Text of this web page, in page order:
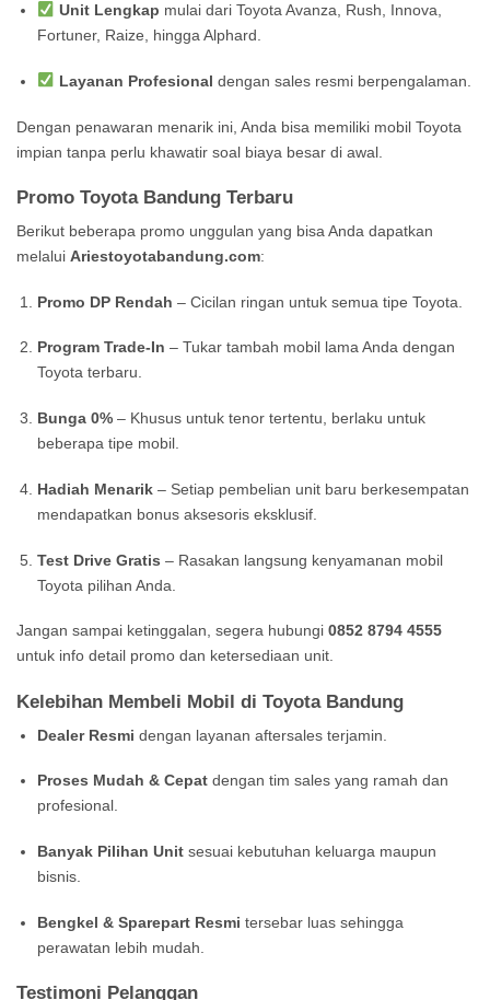
Unit Lengkap mulai dari Toyota Avanza, Rush, Innova,
Fortuner, Raize, hingga Alphard.
Layanan Profesional dengan sales resmi berpengalaman.
Dengan penawaran menarik ini, Anda bisa memiliki mobil Toyota
impian tanpa perlu khawatir soal biaya besar di awal.
Promo Toyota Bandung Terbaru
Berikut beberapa promo unggulan yang bisa Anda dapatkan
melalui Ariestoyotabandung.com:
Promo DP Rendah – Cicilan ringan untuk semua tipe Toyota.
Program Trade-In – Tukar tambah mobil lama Anda dengan
Toyota terbaru.
Bunga 0%– Khusus untuk tenor tertentu, berlaku untuk
beberapa tipe mobil.
Hadiah Menarik– Setiap pembelian unit baru berkesempatan
mendapatkan bonus aksesoris eksklusif.
Test Drive Gratis – Rasakan langsung kenyamanan mobil
Toyota pilihan Anda.
Jangan sampai ketinggalan, segera hubungi 0852 8794 4555
untuk info detail promo dan ketersediaan unit.
Kelebihan Membeli Mobil di Toyota Bandung
Dealer Resmi dengan layanan aftersales terjamin.
Proses Mudah & Cepatdengan tim sales yang ramah dan
profesional.
Banyak Pilihan Unitsesuai kebutuhan keluarga maupun
bisnis.
Bengkel & Sparepart Resmi tersebar luas sehingga
perawatan lebih mudah.
Testimoni Pelanggan